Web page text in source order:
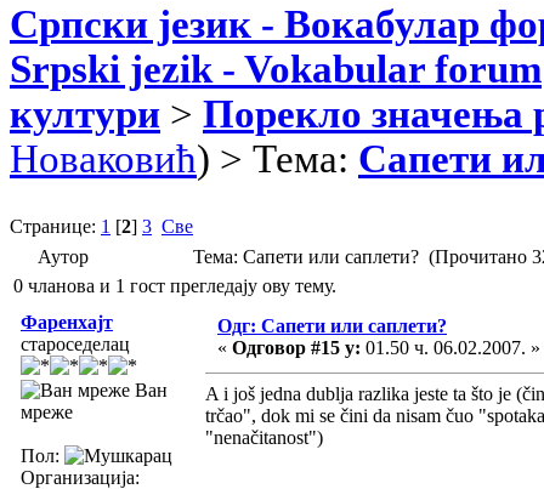
Српски језик - Вокабулар
Srpski jezik - Vokabular forum
култури > Порекло значења
Новаковић) > Тема: Сапети
Странице: 1 [2] 3 Све
Аутор
Тема: Сапети или саплети? (Прочитано
0 чланова и 1 гост прегледају ову тему.
Фаренхајт
староседелац
Ван
мреже
Пол:
Организација:
Одг: Сапети или саплети?
« Одговор #15 у: 01.50 ч. 06.02.2007. »
A i još jedna dublja razlika jeste ta što je
trčao", dok mi se čini da nisam čuo
"nenačitanost")